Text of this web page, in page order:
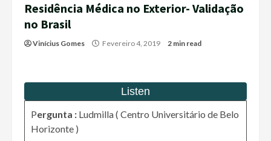
Residência Médica no Exterior- Validação
no Brasil
Vinícius Gomes Fevereiro 4, 2019 2 min read
Pergunta : Ludmilla ( Centro Universitário de Belo
Horizonte )